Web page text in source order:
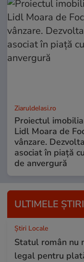
ZiaruldeIasi.ro
Proiectul
Lidl Moara de
vânzare.
asociat în piață
de anvergură
ULTIMELE ȘTIRI
Știri Locale
Statul român nu
legal pentru